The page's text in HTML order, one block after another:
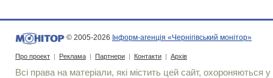
© 2005-2026 Інформ-агенція «Чернігівський монітор»
Про проект | Реклама | Партнери | Контакти | Архів
Всі права на матеріали, які містить цей сайт, охороняються у